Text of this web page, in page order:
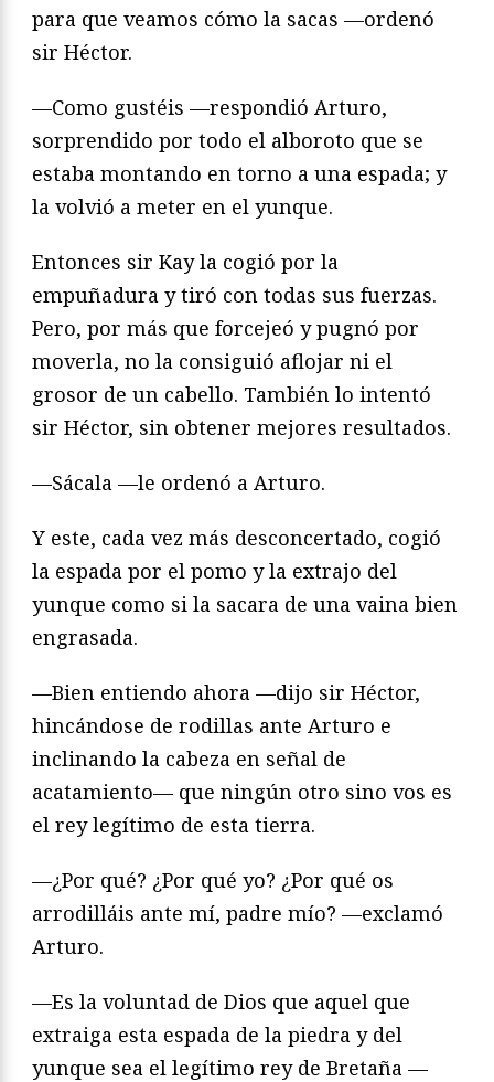
para que veamos cómo la sacas —ordenó
sir Héctor.
—Como gustéis —respondió Arturo,
sorprendido por todo el alboroto que se
estaba montando en torno a una espada; y
la volvió a meter en el yunque.
Entonces sir Kay la cogió por la
empuñadura y tiró con todas sus fuerzas.
Pero, por más que forcejeó y pugnó por
moverla, no la consiguió aflojar ni el
grosor de un cabello. También lo intentó
sir Héctor, sin obtener mejores resul­tados.
—Sácala —le ordenó a Arturo.
Y este, cada vez más desconcertado, cogió
la espada por el pomo y la extrajo del
yunque como si la sacara de una vaina bien
engrasada.
—Bien entiendo ahora —dijo sir Héctor,
hincándose de rodillas ante Arturo e
inclinando la cabeza en señal de
acatamiento— que ningún otro sino vos es
el rey legítimo de esta tierra.
—¿Por qué? ¿Por qué yo? ¿Por qué os
arrodilláis ante mí, padre mío? —ex­clamó
Arturo.
—Es la voluntad de Dios que aquel que
extraiga esta espada de la piedra y del
yunque sea el legítimo rey de Bretaña —